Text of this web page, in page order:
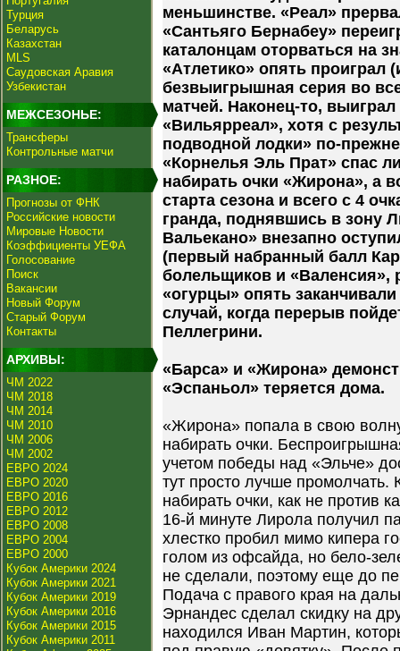
Турция
Беларусь
Казахстан
MLS
Саудовская Аравия
Узбекистан
МЕЖСЕЗОНЬЕ:
Трансферы
Контрольные матчи
РАЗНОЕ:
Прогнозы от ФНК
Российские новости
Мировые Новости
Коэффициенты УЕФА
Голосование
Поиск
Вакансии
Новый Форум
Старый Форум
Контакты
АРХИВЫ:
ЧМ 2022
ЧМ 2018
ЧМ 2014
ЧМ 2010
ЧМ 2006
ЧМ 2002
ЕВРО 2024
ЕВРО 2020
ЕВРО 2016
ЕВРО 2012
ЕВРО 2008
ЕВРО 2004
ЕВРО 2000
Кубок Америки 2024
Кубок Америки 2021
Кубок Америки 2019
Кубок Америки 2016
Кубок Америки 2015
Кубок Америки 2011
меньшинстве. «Реал»
«Сантьяго Бернабеу»
каталонцам оторваться на
«Атлетико» опять проиграл
безвыигрышная серия во
матчей. Наконец-то,
«Вильярреал», хотя с
подводной лодки» по-
«Корнелья Эль Прат» спас
набирать очки «Жирона», а
старта сезона и всего с 4
гранда, поднявшись в зону
Вальекано» внезапно
(первый набранный балл
болельщиков и «Валенсия»,
«огурцы» опять
случай, когда перерыв
Пеллегрини.
«Барса» и «Жирона»
«Эспаньол» теряется дома.
«Жирона» попала в свою
набирать очки.
учетом победы над «Эльче»
тут просто лучше промолчать.
набирать очки, как не против
16-й минуте Лирола получил
хлестко пробил мимо кипера
голом из офсайда, но бело-
не сделали, поэтому еще до
Подача с правого края на
Эрнандес сделал скидку на
находился Иван Мартин,